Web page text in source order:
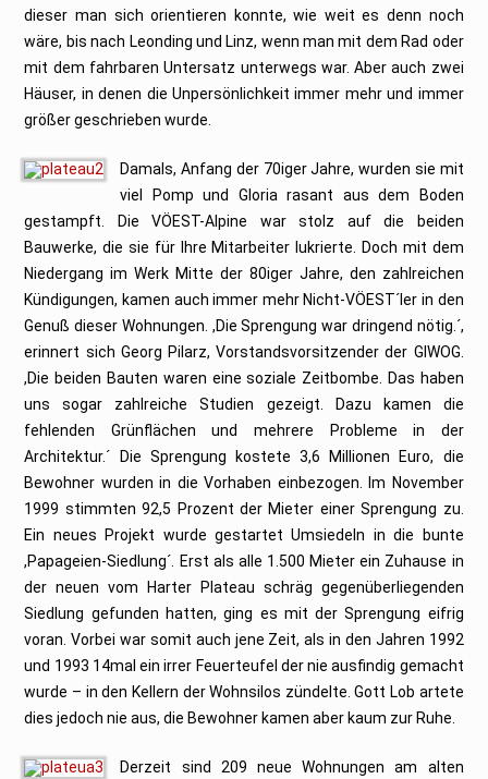
dieser man sich orientieren konnte, wie weit es denn noch
wäre, bis nach Leonding und Linz, wenn man mit dem Rad oder
mit dem fahrbaren Untersatz unterwegs war. Aber auch zwei
Häuser, in denen die Unpersönlichkeit immer mehr und immer
größer geschrieben wurde.
Damals, Anfang der 70iger Jahre, wurden sie mit
viel Pomp und Gloria rasant aus dem Boden
gestampft. Die VÖEST-Alpine war stolz auf die beiden
Bauwerke, die sie für Ihre Mitarbeiter lukrierte. Doch mit dem
Niedergang im Werk Mitte der 80iger Jahre, den zahlreichen
Kündigungen, kamen auch immer mehr Nicht-VÖEST´ler in den
Genuß dieser Wohnungen. ,Die Sprengung war dringend nötig.´,
erinnert sich Georg Pilarz, Vorstandsvorsitzender der GIWOG.
,Die beiden Bauten waren eine soziale Zeitbombe. Das haben
uns sogar zahlreiche Studien gezeigt. Dazu kamen die
fehlenden Grünflächen und mehrere Probleme in der
Architektur.´ Die Sprengung kostete 3,6 Millionen Euro, die
Bewohner wurden in die Vorhaben einbezogen. Im November
1999 stimmten 92,5 Prozent der Mieter einer Sprengung zu.
Ein neues Projekt wurde gestartet Umsiedeln in die bunte
,Papageien-Siedlung´. Erst als alle 1.500 Mieter ein Zuhause in
der neuen vom Harter Plateau schräg gegenüberliegenden
Siedlung gefunden hatten, ging es mit der Sprengung eifrig
voran. Vorbei war somit auch jene Zeit, als in den Jahren 1992
und 1993 14mal ein irrer Feuerteufel der nie ausfindig gemacht
wurde – in den Kellern der Wohnsilos zündelte. Gott Lob artete
dies jedoch nie aus, die Bewohner kamen aber kaum zur Ruhe.
Derzeit sind 209 neue Wohnungen am alten